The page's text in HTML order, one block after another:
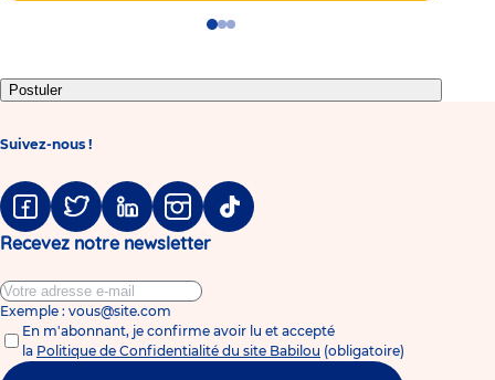
Go
1
Go
2
Go
3
Postuler
Suivez-nous !
FacebookTwitter LinkedinInstagramTiktok
Recevez notre newsletter
Exemple : vous@site.com
En m'abonnant, je confirme avoir lu et accepté
la Politique de Confidentialité du site Babilou (obligatoire)